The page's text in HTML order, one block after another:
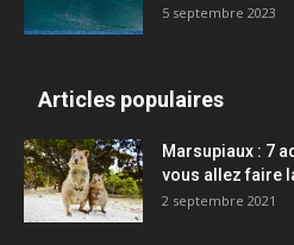
5 septembre 2023
Articles populaires
Marsupiaux : 7
vous allez faire
2 septembre 2021